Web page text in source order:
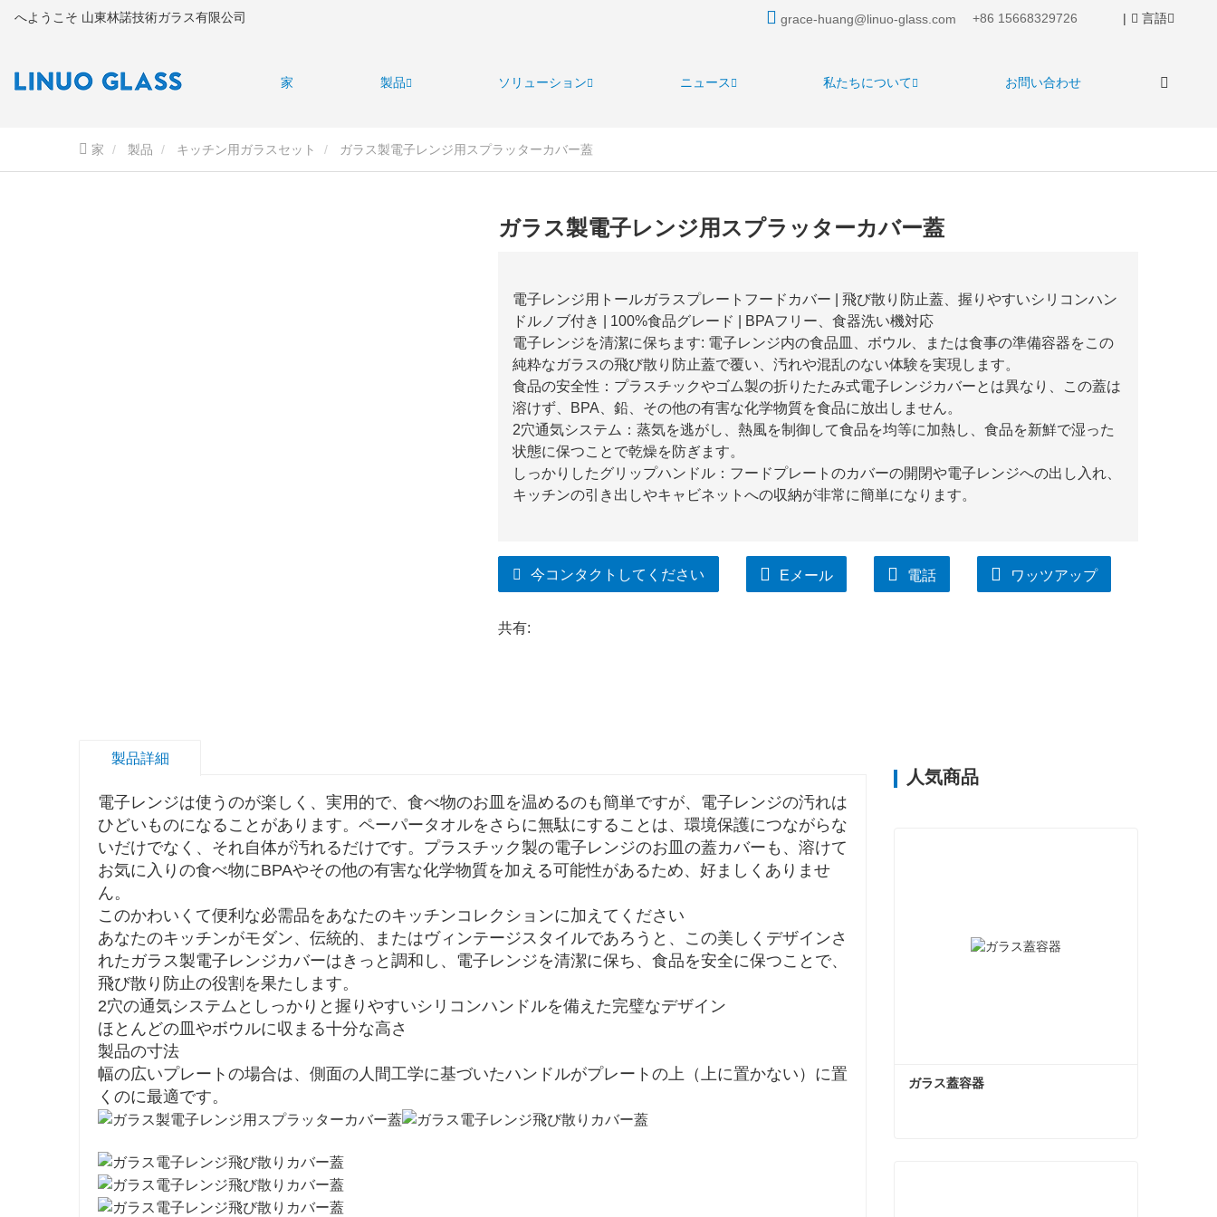
へようこそ 山東林諾技術ガラス有限公司 grace-huang@linuo-glass.com +86 15668329726 | 言語
家 製品 ソリューション ニュース 私たちについて お問い合わせ
家 製品 キッチン用ガラスセット ガラス製電子レンジ用スプラッターカバー蓋
ガラス製電子レンジ用スプラッターカバー蓋
電子レンジ用トールガラスプレートフードカバー | 飛び散り防止蓋、握りやすいシリコンハン
ドルノブ付き | 100%食品グレード | BPAフリー、食器洗い機対応
電子レンジを清潔に保ちます: 電子レンジ内の食品皿、ボウル、または食事の準備容器をこの
純粋なガラスの飛び散り防止蓋で覆い、汚れや混乱のない体験を実現します。
食品の安全性：プラスチックやゴム製の折りたたみ式電子レンジカバーとは異なり、この蓋は
溶けず、BPA、鉛、その他の有害な化学物質を食品に放出しません。
2穴通気システム：蒸気を逃がし、熱風を制御して食品を均等に加熱し、食品を新鮮で湿った
状態に保つことで乾燥を防ぎます。
しっかりしたグリップハンドル：フードプレートのカバーの開閉や電子レンジへの出し入れ、
キッチンの引き出しやキャビネットへの収納が非常に簡単になります。
今コンタクトしてください Eメール 電話 ワッツアップ
共有:
製品詳細
電子レンジは使うのが楽しく、実用的で、食べ物のお皿を温めるのも簡単ですが、電子レンジの汚れは
ひどいものになることがあります。ペーパータオルをさらに無駄にすることは、環境保護につながらな
いだけでなく、それ自体が汚れるだけです。プラスチック製の電子レンジのお皿の蓋カバーも、溶けて
お気に入りの食べ物にBPAやその他の有害な化学物質を加える可能性があるため、好ましくありませ
ん。
このかわいくて便利な必需品をあなたのキッチンコレクションに加えてください
あなたのキッチンがモダン、伝統的、またはヴィンテージスタイルであろうと、この美しくデザインさ
れたガラス製電子レンジカバーはきっと調和し、電子レンジを清潔に保ち、食品を安全に保つことで、
飛び散り防止の役割を果たします。
2穴の通気システムとしっかりと握りやすいシリコンハンドルを備えた完璧なデザイン
ほとんどの皿やボウルに収まる十分な高さ
製品の寸法
幅の広いプレートの場合は、側面の人間工学に基づいたハンドルがプレートの上（上に置かない）に置
くのに最適です。
人気商品
ガラス蓋容器